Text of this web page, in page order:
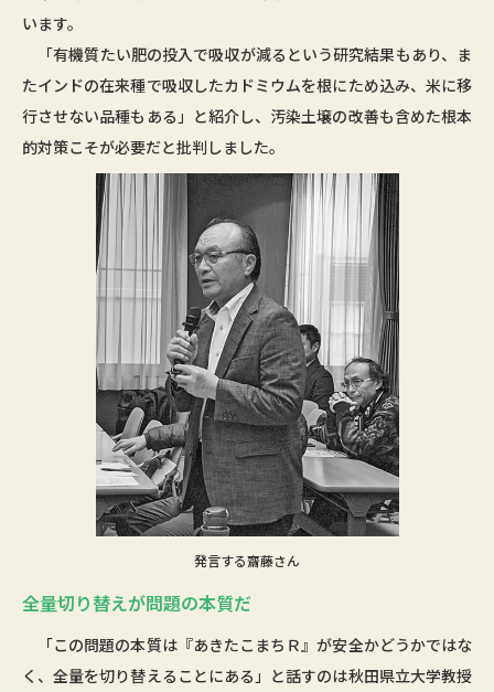
います。
「有機質たい肥の投入で吸収が減るという研究結果もあり、ま
たインドの在来種で吸収したカドミウムを根にため込み、米に移
行させない品種もある」と紹介し、汚染土壌の改善も含めた根本
的対策こそが必要だと批判しました。
発言する齋藤さん
全量切り替えが問題の本質だ
「この問題の本質は『あきたこまちＲ』が安全かどうかではな
く、全量を切り替えることにある」と話すのは秋田県立大学教授